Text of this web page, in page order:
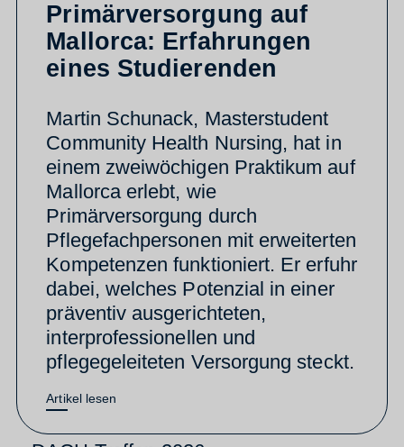
Primärversorgung auf
Mallorca: Erfahrungen
eines Studierenden
Martin Schunack, Masterstudent
Community Health Nursing, hat in
einem zweiwöchigen Praktikum auf
Mallorca erlebt, wie
Primärversorgung durch
Pflegefachpersonen mit erweiterten
Kompetenzen funktioniert. Er erfuhr
dabei, welches Potenzial in einer
präventiv ausgerichteten,
interprofessionellen und
pflegegeleiteten Versorgung steckt.
Artikel lesen